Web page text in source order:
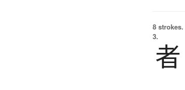
8 strokes.
3.
者